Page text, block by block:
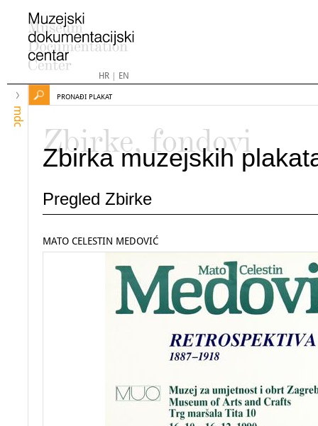
HR| EN
mdc
PRONAĐI PLAKAT
Zbirke, fondovi
Zbirka muzejskih
Pregled Zbirke
MATO CELESTIN MEDOVIĆ